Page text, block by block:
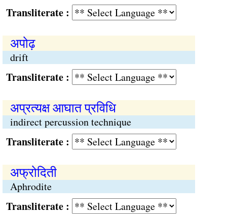
:
अपोढ़
drift
:
अप्रत्यक्ष आघात प्रविधि
indirect percussion technique
:
अफ्रोदिती
Aphrodite
: